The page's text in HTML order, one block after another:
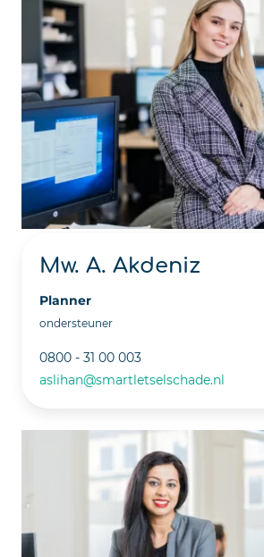
Mw. A. Akdeniz
Planner
ondersteuner
0800 - 31 00 003
aslihan@smartletselschade.nl